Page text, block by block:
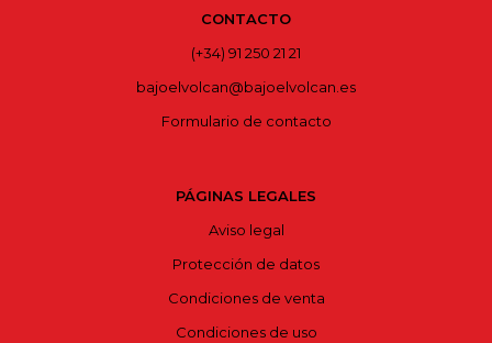
CONTACTO
(+34) 91 250 21 21
bajoelvolcan@bajoelvolcan.es
Formulario de contacto
PÁGINAS LEGALES
Aviso legal
Protección de datos
Condiciones de venta
Condiciones de uso